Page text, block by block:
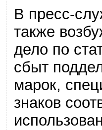
В пресс-
также
дело по
сбыт
марок,
знаков